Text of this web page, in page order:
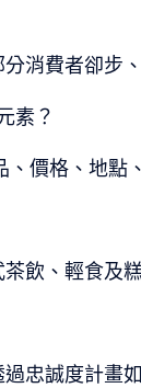
消費者卻步
素？
價格、地點
飲、輕食及
忠誠度計畫